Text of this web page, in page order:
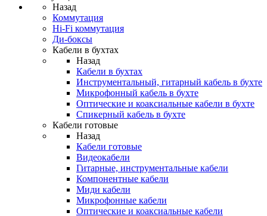
Назад
Коммутация
Hi-Fi коммутация
Ди-боксы
Кабели в бухтах
Назад
Кабели в бухтах
Инструментальный, гитарный кабель в бухте
Микрофонный кабель в бухте
Оптические и коаксиальные кабели в бухте
Спикерный кабель в бухте
Кабели готовые
Назад
Кабели готовые
Видеокабели
Гитарные, инструментальные кабели
Компонентные кабели
Миди кабели
Микрофонные кабели
Оптические и коаксиальные кабели